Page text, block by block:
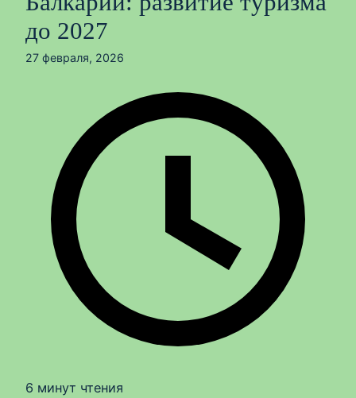
до 2027
27 февраля, 2026
6 минут чтения